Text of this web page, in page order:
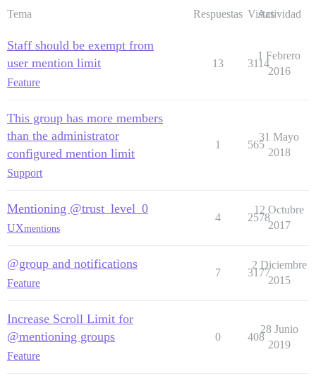
Tema Respuestas Vistas
Actividad
Staff should be exempt from
user mention limit
Feature
13 3114
1 Febrero
2016
This group has more members
than the administrator
configured mention limit
Support
1 565
31 Mayo
2018
Mentioning @trust_level_0
UXmentions
4 2578
12 Octubre
2017
@group and notifications
Feature
7 3177
2 Diciembre
2015
Increase Scroll Limit for
@mentioning groups
Feature
0 408
28 Junio
2019